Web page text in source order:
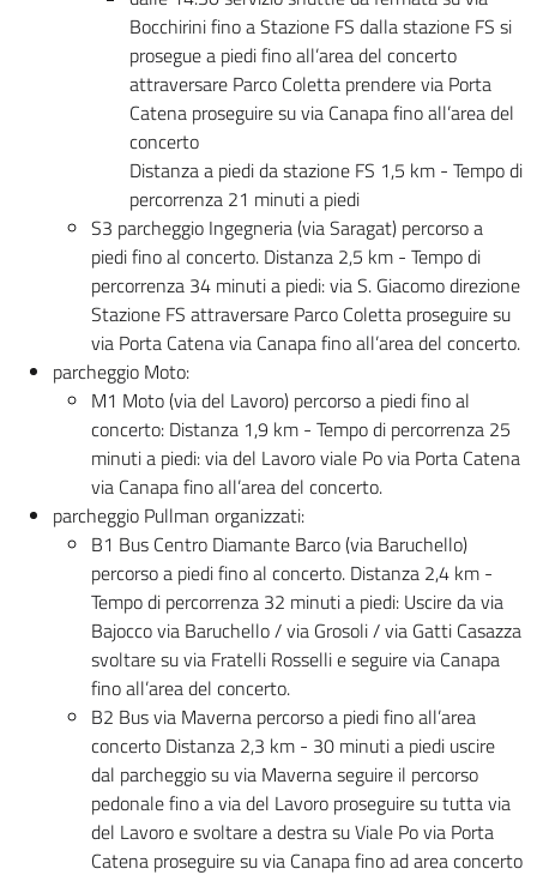
Bocchirini fino a Stazione FS dalla stazione FS si
prosegue a piedi fino all’area del concerto
attraversare Parco Coletta prendere via Porta
Catena proseguire su via Canapa fino all’area del
concerto
Distanza a piedi da stazione FS 1,5 km - Tempo di
percorrenza 21 minuti a piedi
S3 parcheggio Ingegneria (via Saragat) percorso a
piedi fino al concerto. Distanza 2,5 km - Tempo di
percorrenza 34 minuti a piedi: via S. Giacomo direzione
Stazione FS attraversare Parco Coletta proseguire su
via Porta Catena via Canapa fino all’area del concerto.
parcheggio Moto:
M1 Moto (via del Lavoro) percorso a piedi fino al
concerto: Distanza 1,9 km - Tempo di percorrenza 25
minuti a piedi: via del Lavoro viale Po via Porta Catena
via Canapa fino all’area del concerto.
parcheggio Pullman organizzati:
B1 Bus Centro Diamante Barco (via Baruchello)
percorso a piedi fino al concerto. Distanza 2,4 km -
Tempo di percorrenza 32 minuti a piedi: Uscire da via
Bajocco via Baruchello / via Grosoli / via Gatti Casazza
svoltare su via Fratelli Rosselli e seguire via Canapa
fino all’area del concerto.
B2 Bus via Maverna percorso a piedi fino all’area
concerto Distanza 2,3 km - 30 minuti a piedi uscire
dal parcheggio su via Maverna seguire il percorso
pedonale fino a via del Lavoro proseguire su tutta via
del Lavoro e svoltare a destra su Viale Po via Porta
Catena proseguire su via Canapa fino ad area concerto